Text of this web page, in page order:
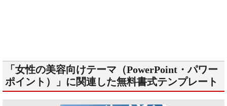
「女性の美容向けテーマ（PowerPoint・パワー
ポイント）」に関連した無料書式テンプレート